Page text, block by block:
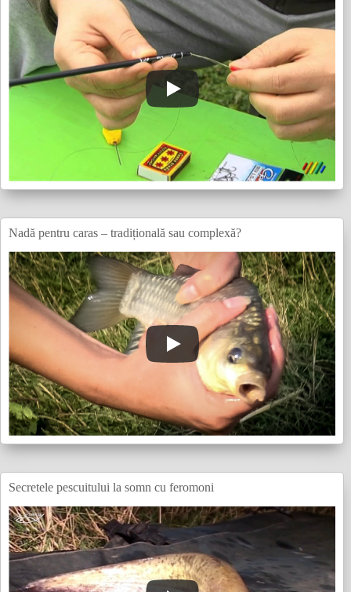
Nadă pentru caras – tradițională sau complexă?
Secretele pescuitului la somn cu feromoni